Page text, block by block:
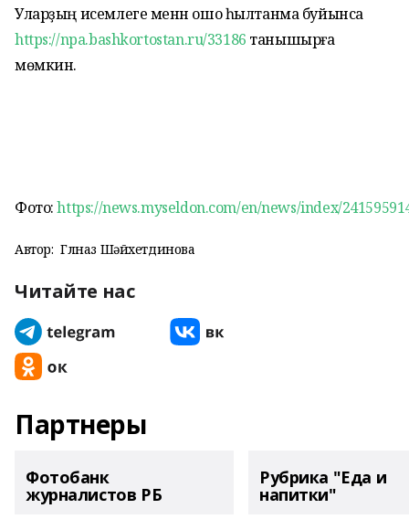
Уларҙың исемлеге менән ошо һылтанма буйынса
https://npa.bashkortostan.ru/33186 танышырға
мөмкин.
Фото:https://news.myseldon.com/en/news/index/
Автор: Гөлназ Шәйхетдинова
Читайте нас
Партнеры
Фотобанк
журналистов РБ
Рубрика "Еда и
напитки"